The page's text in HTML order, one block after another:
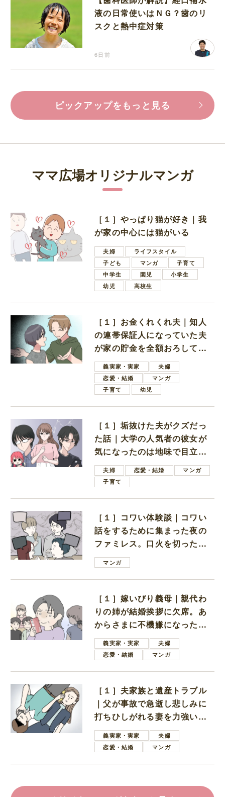
液の日常使いはＮＧ？歯のリ
スクと熱中症対策
6日前
ピックアップをもっと見る
ママ広場オリジナルマンガ
［１］やっぱり猫が好き｜我
が家の中心には猫がいる
夫婦
ライフスタイル
子ども
マンガ
子育て
中学生
園児
小学生
幼児
高校生
［１］お金くれくれ夫｜知人
の連帯保証人になっていた夫
が家の貯金を全額おろしてほ
しいと言ってきた
義実家・実家
夫婦
恋愛・結婚
マンガ
子育て
幼児
［１］垢抜けた夫がクズだっ
た話｜大学の人気者の彼女が
気になったのは地味で目立た
ない男子学生
夫婦 恋愛・結婚
マンガ
子育て
［１］コワい体験談｜コワい
話をするために集まった夜の
ファミレス。口火を切ったの
は電車好きの男の子ママ
マンガ
［１］嫁いびり義母｜親代わ
りの姉が結婚挨拶に欠席。あ
からさまに不機嫌になった義
母義実家・実家
夫婦
恋愛・結婚
マンガ
［１］夫家族と遺産トラブル
｜父が事故で急逝し悲しみに
打ちひしがれる妻を力強い言
葉で励ます夫
義実家・実家
夫婦
恋愛・結婚
マンガ